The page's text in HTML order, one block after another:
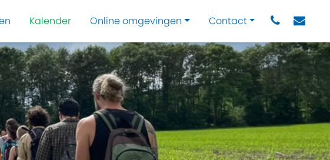
Kalender Online omgevingen Contact